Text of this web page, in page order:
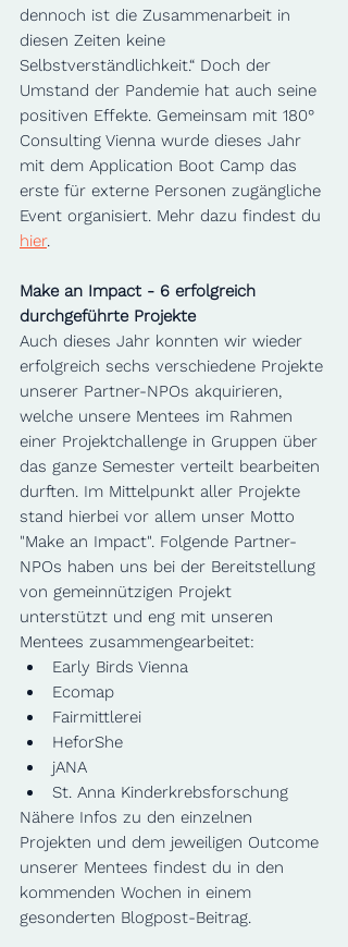
dennoch ist die Zusammenarbeit in
diesen Zeiten keine
Selbstverständlichkeit.“ Doch der
Umstand der Pandemie hat auch seine
positiven Effekte. Gemeinsam mit 180°
Consulting Vienna wurde dieses Jahr
mit dem Application Boot Camp das
erste für externe Personen zugängliche
Event organisiert. Mehr dazu findest du
hier.
Make an Impact - 6 erfolgreich
durchgeführte Projekte
Auch dieses Jahr konnten wir wieder
erfolgreich sechs verschiedene Projekte
unserer Partner-NPOs akquirieren,
welche unsere Mentees im Rahmen
einer Projektchallenge in Gruppen über
das ganze Semester verteilt bearbeiten
durften. Im Mittelpunkt aller Projekte
stand hierbei vor allem unser Motto
"Make an Impact". Folgende Partner-
NPOs haben uns bei der Bereitstellung
von gemeinnützigen Projekt
unterstützt und eng mit unseren
Mentees zusammengearbeitet:
Early Birds Vienna
Ecomap
Fairmittlerei
HeforShe
jANA
St. Anna Kinderkrebsforschung
Nähere Infos zu den einzelnen
Projekten und dem jeweiligen Outcome
unserer Mentees findest du in den
kommenden Wochen in einem
gesonderten Blogpost-Beitrag.